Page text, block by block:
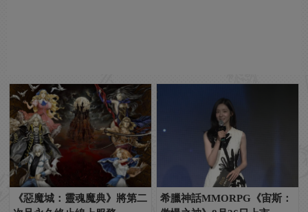
《惡魔城：靈魂魔典》將第二
希臘神話MMORPG《宙斯：